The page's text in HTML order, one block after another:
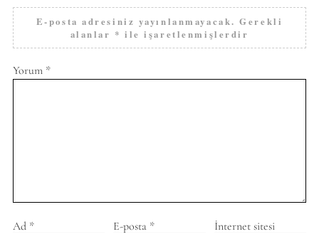
E-posta adresiniz yayınlanmayacak. Gerekli
alanlar * ile işaretlenmişlerdir
Yorum *
Ad * E-posta * İnternet sitesi